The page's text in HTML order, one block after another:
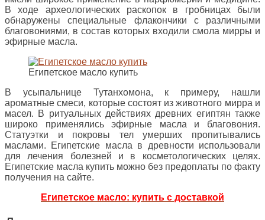
В ходе археологических раскопок в гробницах были
обнаружены специальные флакончики с различными
благовониями, в состав которых входили смола мирры и
эфирные масла.
Египетское масло купить
В усыпальнице Тутанхомона, к примеру, нашли
ароматные смеси, которые состоят из животного мирра и
масел. В ритуальных действиях древних египтян также
широко применялись эфирные масла и благовония.
Статуэтки и покровы тел умерших пропитывались
маслами. Египетские масла в древности использовали
для лечения болезней и в косметологических целях.
Египетские масла купить можно без предоплаты по факту
получения на сайте.
Египетское масло: купить с доставкой